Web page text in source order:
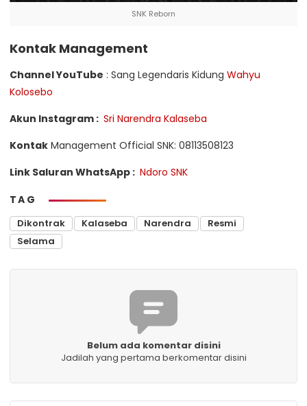
SNK Reborn
Kontak Management
Channel YouTube : Sang Legendaris Kidung Wahyu
Kolosebo
Akun Instagram : Sri Narendra Kalaseba
Kontak Management Official SNK: 08113508123
Link Saluran WhatsApp : Ndoro SNK
TAG
Dikontrak Kalaseba Narendra
Resmi
Selama
Belum ada komentar disini
Jadilah yang pertama berkomentar disini